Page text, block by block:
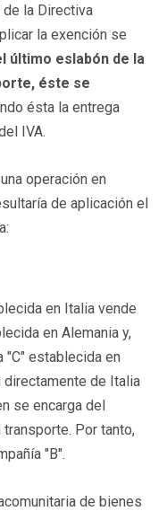
la Directiva
la exención se
último eslabón de la
éste se
ésta la entrega
IVA.
operación en
de aplicación el
en Italia vende
en Alemania y,
"C" establecida en
directamente de Italia
se encarga del
Por tanto,
"B".
de bienes